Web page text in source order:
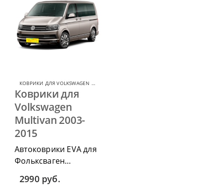
КОВРИКИ ДЛЯ VOLKSWAGEN MULTIVAN
Коврики для
Volkswagen
Multivan 2003-
2015
Автоковрики EVA для
Фольксваген
Мультивен 2003-2015
можно приобрести в
2990 руб.